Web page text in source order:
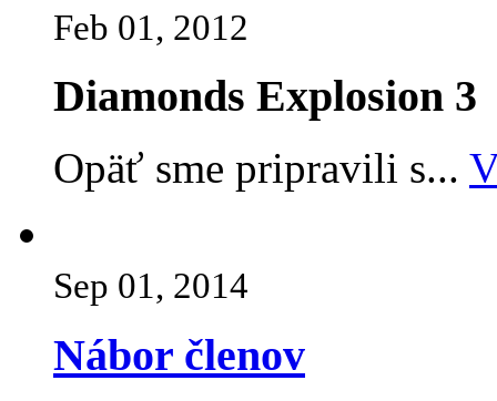
Feb 01, 2012
Diamonds Explosion 3
Opäť sme pripravili s...
Sep 01, 2014
Nábor členov